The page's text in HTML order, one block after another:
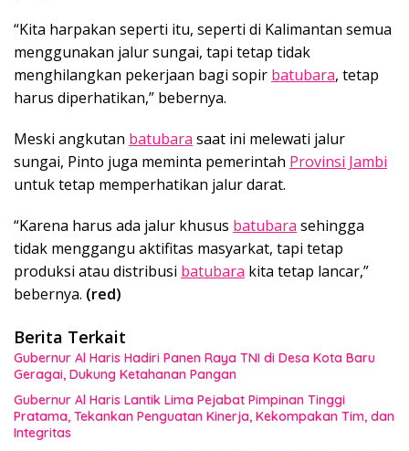
“Kita harpakan seperti itu, seperti di Kalimantan semua
menggunakan jalur sungai, tapi tetap tidak
menghilangkan pekerjaan bagi sopir batubara, tetap
harus diperhatikan,” bebernya.
Meski angkutan batubara saat ini melewati jalur
sungai, Pinto juga meminta pemerintah Provinsi Jambi
untuk tetap memperhatikan jalur darat.
“Karena harus ada jalur khusus batubara sehingga
tidak menggangu aktifitas masyarkat, tapi tetap
produksi atau distribusi batubara kita tetap lancar,”
bebernya. (red)
Berita Terkait
Gubernur Al Haris Hadiri Panen Raya TNI di Desa Kota Baru
Geragai, Dukung Ketahanan Pangan
Gubernur Al Haris Lantik Lima Pejabat Pimpinan Tinggi
Pratama, Tekankan Penguatan Kinerja, Kekompakan Tim, dan
Integritas